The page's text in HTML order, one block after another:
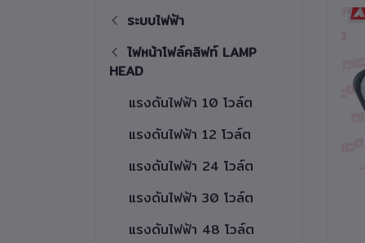
ระบบไฟฟ้า
ไฟหน้าโฟล์คลิฟท์ LAMP
HEAD
แรงดันไฟฟ้า 10 โวล์ต
แรงดันไฟฟ้า 12 โวล์ต
แรงดันไฟฟ้า 24 โวล์ต
แรงดันไฟฟ้า 30 โวล์ต
แรงดันไฟฟ้า 48 โวล์ต